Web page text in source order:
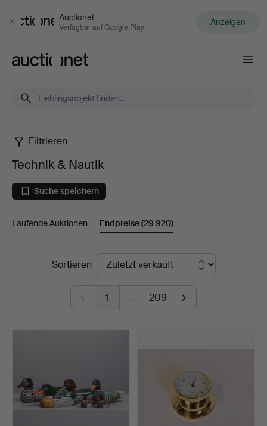
Schließen
Auctionet
Verfügbar auf Google Play Anzeigen
Technik
Nautik
Filtrieren
Technik & Nautik
Suche speichern
Laufende Auktionen Endpreise(29 920)
EndpreiseSortieren
1 … 209